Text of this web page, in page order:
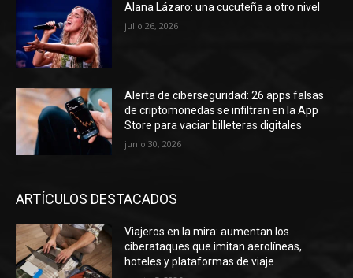
Alana Lázaro: una cucuteña a otro nivel
julio 26, 2026
Alerta de ciberseguridad: 26 apps falsas
de criptomonedas se infiltran en la App
Store para vaciar billeteras digitales
junio 30, 2026
ARTÍCULOS DESTACADOS
Viajeros en la mira: aumentan los
ciberataques que imitan aerolíneas,
hoteles y plataformas de viaje